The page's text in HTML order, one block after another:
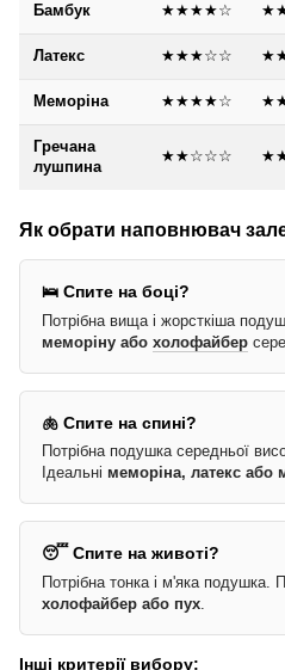
Бамбук ★★★★☆
Латекс ★★★☆☆
Меморіна ★★★★☆
Гречана
лушпина
★★☆☆☆
Як обрати наповнювач
🛌 Спите на боці?
Потрібна вища і жорсткіша
меморіну або холофайбер
🫁 Спите на спині?
Потрібна подушка середньої
Ідеальні меморіна, латекс або
😴 Спите на животі?
Потрібна тонка і м'яка подушка.
холофайбер або пух.
Інші критерії вибору: